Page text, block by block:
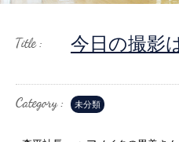
今日の撮影
未分類